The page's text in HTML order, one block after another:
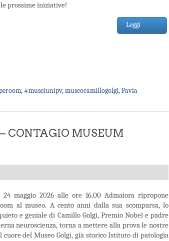
prossime iniziative!
Leggi
,#museiunipv,museocamillogolgi,Pavia
CONTAGIO MUSEUM
24 maggio 2026 alle ore 16.00 Admaiora ripropone
al museo. A cento anni dalla sua scomparsa, lo
e geniale di Camillo Golgi, Premio Nobel e padre
neuroscienza, torna a mettere alla prova le nostre
cuore del Museo Golgi, già storico Istituto di patologia